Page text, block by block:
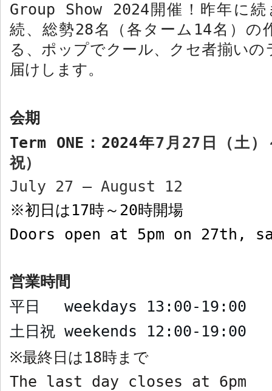
Group Show 2024 開催！昨年に
続、総勢28名（各ターム 14名）の
る、ポップでクール、クセ者揃い
届けします。
会期
Term ONE ： 2024年7 月 27 日（土）
祝）
July 27 – August 12
※初日は 17時～ 20時開場
Doors open at 5pm on 27th,
営業時間
平日 weekdays
13:00-19:00
土日祝 weekends 12:00-19:00
※最終日は 18時まで
The last day closes at 6pm